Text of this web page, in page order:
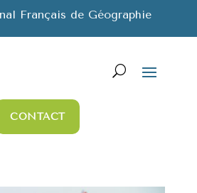
Français de Géographie
CONTACT